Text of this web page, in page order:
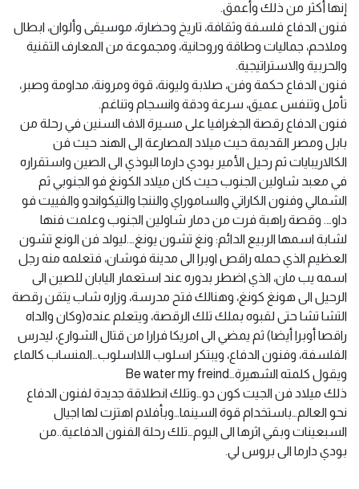
إنها أكثر من ذلك وأعمق.
فنون الدفاع فلسفة وثقافة، تاريخ وحضارة، موسيقى وألوان، ابطال
وملاحم، جماليات وطاقة وروحانية، ومجموعة من المعارف التقنية
والحربية والاستراتيجية.
فنون الدفاع حكمة وفن، صلابة وليونة، قوة ومرونة، مداومة وصبر،
تأمل وتنفس عميق، سرعة ودقة وانسجام وتناغم.
فنون الدفاع رقصة الجغرافيا على مسيرة الاف السنين في رحلة من
بابل ومصر القديمة حيث ميلاد المصارعة الى الهند حيث فن
الكالاريبايات ثم رحيل الأمير بودي دارما البوذي الى الصين واستقراره
في معبد شاولين الجنوب حيث كان ميلاد الكونغ فو الجنوبي ثم
الشمالي وفنون الكاراتي والساموراي والننجا والتيكواندو والفييت فو
داو…. وقصة راهبة فرت من دمار شاولين الجنوب وعلمت فنها
لشابة اسمها الربيع الدائم: ونغ تشون يونغ….ليولد فن الونع تشون
العظيم الذي حمله راقص اوبرا الى مدينة فوشان، فتعلمه منه رجل
اسمه يب مان، الذي اضطر بدوره عند استعمار اليابان للصين الى
الرحيل الى هونغ كونغ، وهنالك فتح مدرسة، وزاره شاب يتقن رقصة
التشا تشا حتى لقبوه بملك تلك الرقصة، ويتعلم عنده(وكان والداه
راقصا أوبرا أيضا) ثم يمضي الى امريكا فرارا من قتال الشوارع، ليدرس
الفلسفة، وفنون الدفاع، ويبتكر اسلوب اللااسلوب…المنساب كالماء
ويقول كلمته الشهيرة…Be water my freind
ذلك ميلاد فن الجيت كون دو…وتلك انطلاقة جديدة لفنون الدفاع
نحو العالم…باستخدام قوة السينما…وبأفلام اهتزت لها اجيال
السبعينات وبقي اثرها الى اليوم…تلك رحلة الفنون الدفاعية..من
بودي دارما الى بروس لي.